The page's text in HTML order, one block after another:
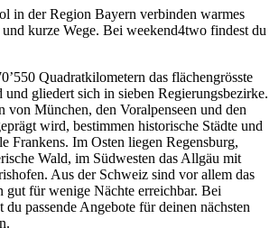
in der Region Bayern verbinden warmes
und kurze Wege. Bei weekend4two findest du
Quadratkilometern das flächengrösste
und gliedert sich in sieben Regierungsbezirke.
von München, den Voralpenseen und den
wird, bestimmen historische Städte und
Frankens. Im Osten liegen Regensburg,
Wald, im Südwesten das Allgäu mit
Aus der Schweiz sind vor allem das
für wenige Nächte erreichbar. Bei
passende Angebote für deinen nächsten